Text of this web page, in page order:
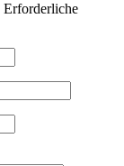
Erforderliche